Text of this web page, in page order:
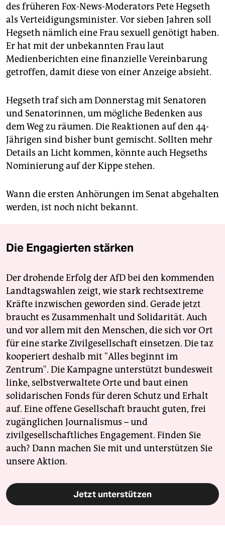
des früheren Fox-News-Moderators Pete Hegseth
als Verteidigungsminister. Vor sieben Jahren soll
Hegseth nämlich eine Frau sexuell genötigt haben.
Er hat mit der unbekannten Frau laut
Medienberichten eine finanzielle Vereinbarung
getroffen, damit diese von einer Anzeige absieht.
Hegseth traf sich am Donnerstag mit Senatoren
und Senatorinnen, um mögliche Bedenken aus
dem Weg zu räumen. Die Reaktionen auf den 44-
Jährigen sind bisher bunt gemischt. Sollten mehr
Details an Licht kommen, könnte auch Hegseths
Nominierung auf der Kippe stehen.
Wann die ersten Anhörungen im Senat abgehalten
werden, ist noch nicht bekannt.
Die Engagierten stärken
Der drohende Erfolg der AfD bei den kommenden
Landtagswahlen zeigt, wie stark rechtsextreme
Kräfte inzwischen geworden sind. Gerade jetzt
braucht es Zusammenhalt und Solidarität. Auch
und vor allem mit den Menschen, die sich vor Ort
für eine starke Zivilgesellschaft einsetzen. Die taz
kooperiert deshalb mit "Alles beginnt im
Zentrum". Die Kampagne unterstützt bundesweit
linke, selbstverwaltete Orte und baut einen
solidarischen Fonds für deren Schutz und Erhalt
auf. Eine offene Gesellschaft braucht guten, frei
zugänglichen Journalismus – und
zivilgesellschaftliches Engagement. Finden Sie
auch? Dann machen Sie mit und unterstützen Sie
unsere Aktion.
Jetzt unterstützen